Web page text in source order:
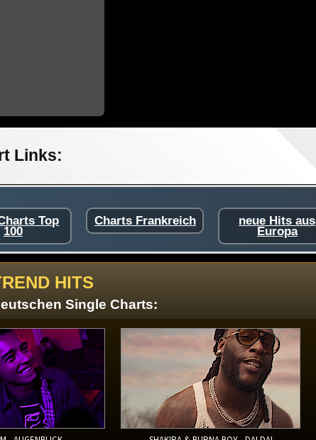
Links:
Top
100
Charts Frankreich neue Hits aus
Europa
HITS
Single Charts: